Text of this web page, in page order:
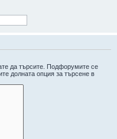
да търсите. Подфорумите се
долната опция за търсене в